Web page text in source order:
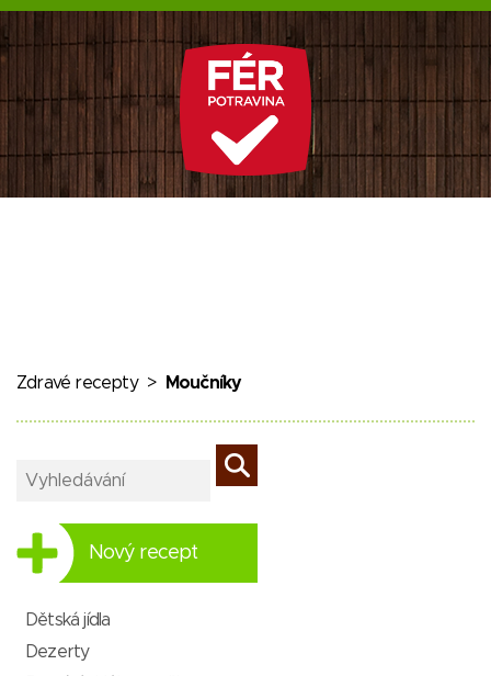
Zdravé recepty> Moučníky
Nový recept
Dětská jídla
Dezerty